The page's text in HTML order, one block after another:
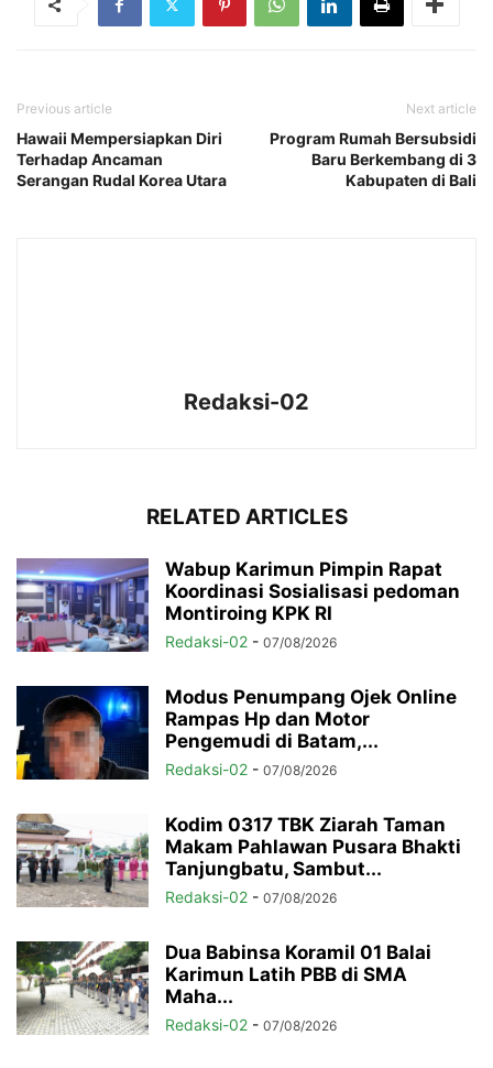
Previous article
Hawaii Mempersiapkan Diri
Terhadap Ancaman
Serangan Rudal Korea Utara
Next article
Program Rumah Bersubsidi
Baru Berkembang di 3
Kabupaten di Bali
Redaksi-02
RELATED ARTICLES
Wabup Karimun Pimpin Rapat
Koordinasi Sosialisasi pedoman
Montiroing KPK RI
Redaksi-02 - 07/08/2026
Modus Penumpang Ojek Online
Rampas Hp dan Motor
Pengemudi di Batam,...
Redaksi-02 - 07/08/2026
Kodim 0317 TBK Ziarah Taman
Makam Pahlawan Pusara Bhakti
Tanjungbatu, Sambut...
Redaksi-02 - 07/08/2026
Dua Babinsa Koramil 01 Balai
Karimun Latih PBB di SMA
Maha...
Redaksi-02 - 07/08/2026